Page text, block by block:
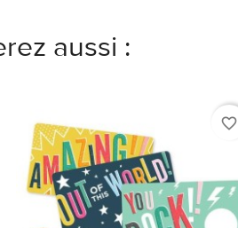
aussi :
favorite_border